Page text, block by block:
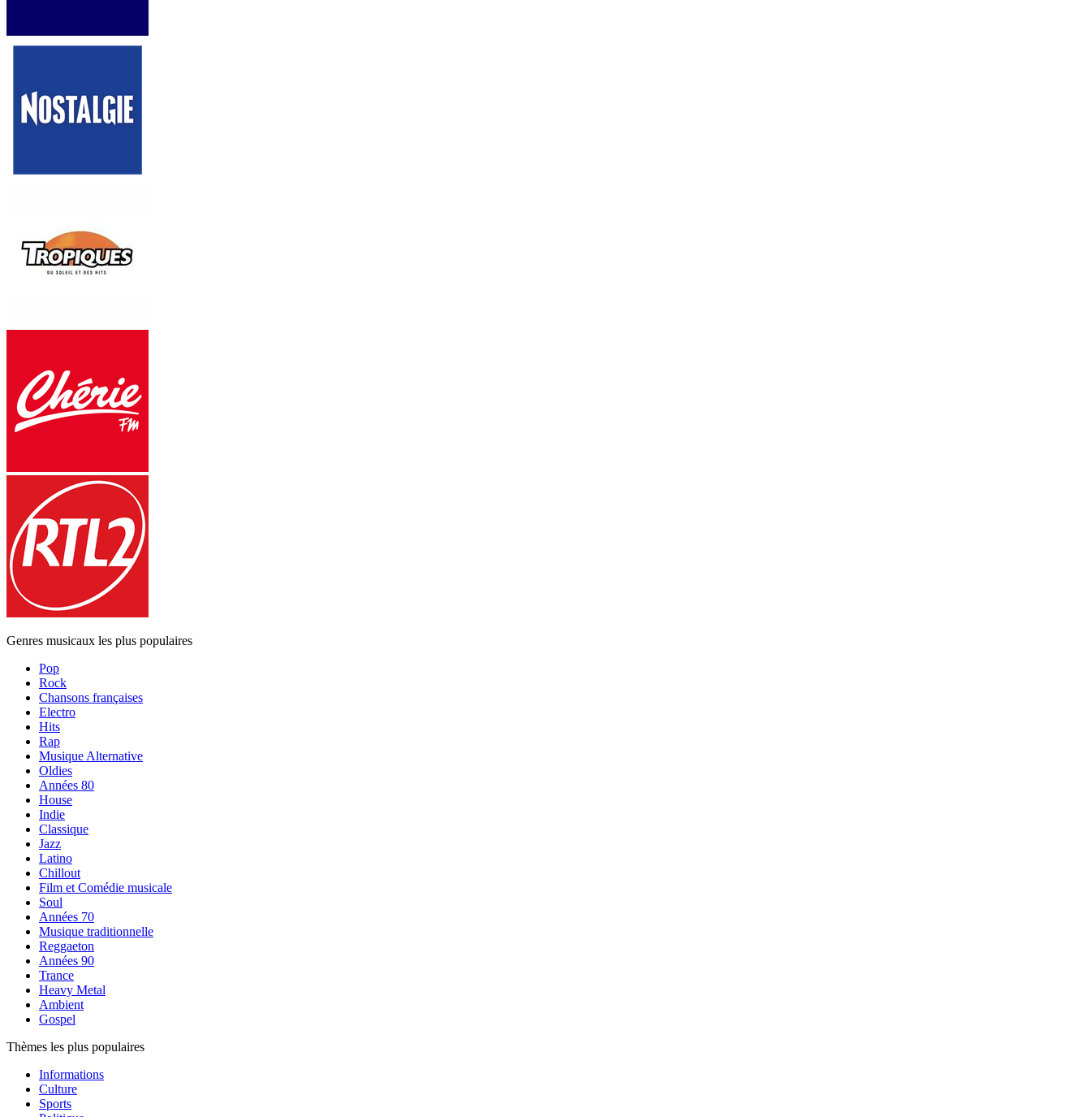
Genres musicaux les plus populaires
Pop
Rock
Chansons françaises
Electro
Hits
Rap
Musique Alternative
Oldies
Années 80
House
Indie
Classique
Jazz
Latino
Chillout
Film et Comédie musicale
Soul
Années 70
Musique traditionnelle
Reggaeton
Années 90
Trance
Heavy Metal
Ambient
Gospel
Thèmes les plus populaires
Informations
Culture
Sports